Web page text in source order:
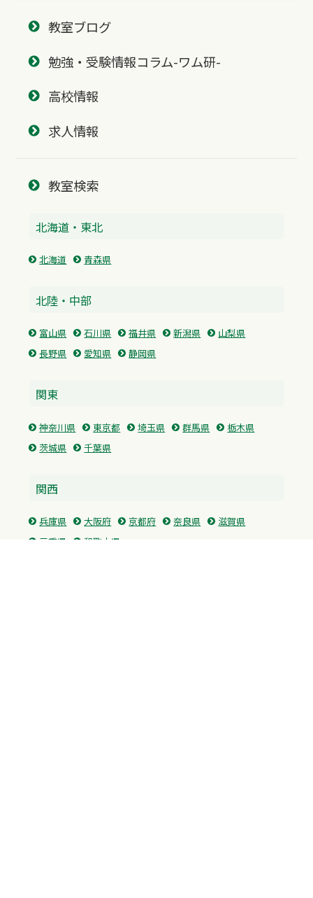
教室ブログ
勉強・受験情報コラム-ワム研-
高校情報
求人情報
教室検索
北海道・東北
北海道 青森県
北陸・中部
富山県 石川県 福井県 新潟県
山梨県
長野県
愛知県 静岡県
関東
神奈川県 東京都 埼玉県 群馬県
栃木県
茨城県
千葉県
関西
兵庫県 大阪府 京都府 奈良県
滋賀県
三重県
和歌山県